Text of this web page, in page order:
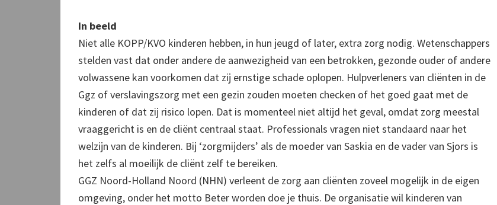
In beeld
Niet alle KOPP/KVO kinderen hebben, in hun jeugd of later, extra zorg nodig. Wetenschappers
stelden vast dat onder andere de aanwezigheid van een betrokken, gezonde ouder of andere
volwassene kan voorkomen dat zij ernstige schade oplopen. Hulpverleners van cliënten in de
Ggz of verslavingszorg met een gezin zouden moeten checken of het goed gaat met de
kinderen of dat zij risico lopen. Dat is momenteel niet altijd het geval, omdat zorg meestal
vraaggericht is en de cliënt centraal staat. Professionals vragen niet standaard naar het
welzijn van de kinderen. Bij ‘zorgmijders’ als de moeder van Saskia en de vader van Sjors is
het zelfs al moeilijk de cliënt zelf te bereiken.
GGZ Noord-Holland Noord (NHN) verleent de zorg aan cliënten zoveel mogelijk in de eigen
omgeving, onder het motto Beter worden doe je thuis. De organisatie wil kinderen van